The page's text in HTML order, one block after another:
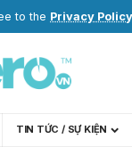
to the Privacy Policy
TIN TỨC / SỰ KIỆN